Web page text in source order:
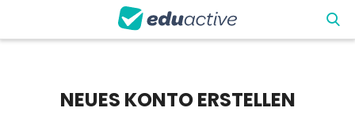
NEUES KONTO ERSTELLEN